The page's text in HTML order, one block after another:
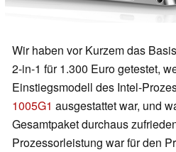
Wir haben vor Kurzem das
2-in-1 für 1.300 Euro getestet,
Einstiegsmodell des Intel-
1005G1 ausgestattet war, und
Gesamtpaket durchaus
Prozessorleistung war für den